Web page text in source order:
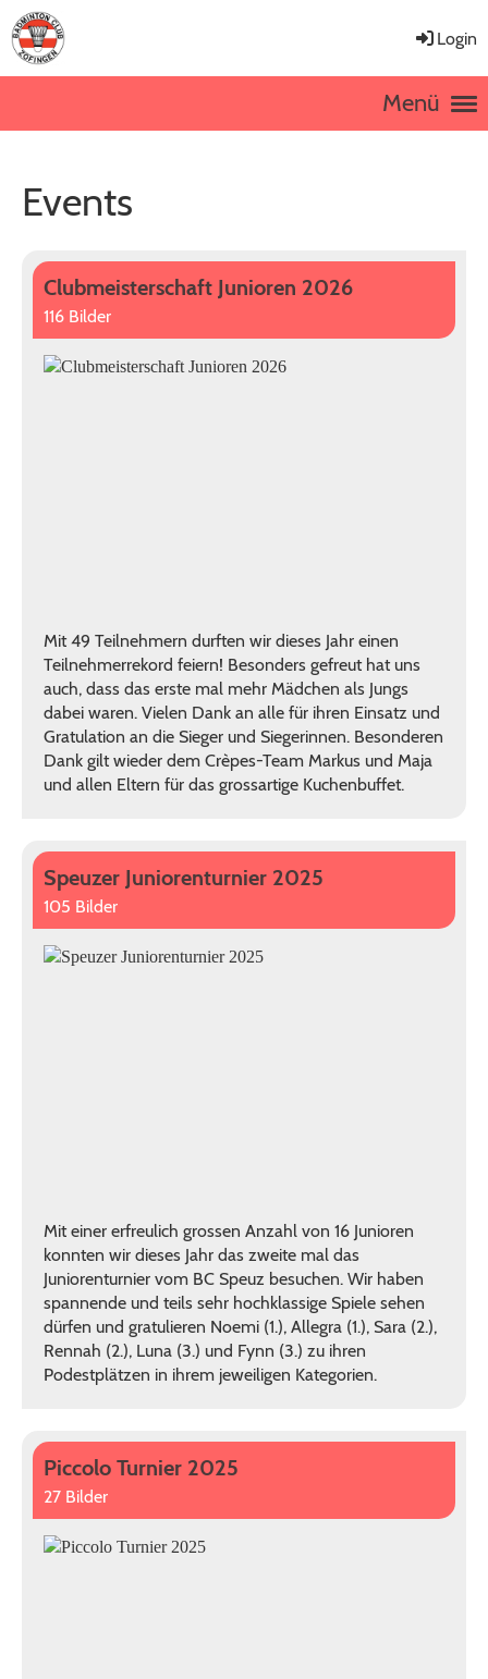
Login
Menü
Events
Clubmeisterschaft Junioren 2026
116 Bilder
Mit 49 Teilnehmern durften wir dieses Jahr einen
Teilnehmerrekord feiern! Besonders gefreut hat uns
auch, dass das erste mal mehr Mädchen als Jungs
dabei waren. Vielen Dank an alle für ihren Einsatz und
Gratulation an die Sieger und Siegerinnen. Besonderen
Dank gilt wieder dem Crèpes-Team Markus und Maja
und allen Eltern für das grossartige Kuchenbuffet.
Speuzer Juniorenturnier 2025
105 Bilder
Mit einer erfreulich grossen Anzahl von 16 Junioren
konnten wir dieses Jahr das zweite mal das
Juniorenturnier vom BC Speuz besuchen. Wir haben
spannende und teils sehr hochklassige Spiele sehen
dürfen und gratulieren Noemi (1.), Allegra (1.), Sara (2.),
Rennah (2.), Luna (3.) und Fynn (3.) zu ihren
Podestplätzen in ihrem jeweiligen Kategorien.
Piccolo Turnier 2025
27 Bilder